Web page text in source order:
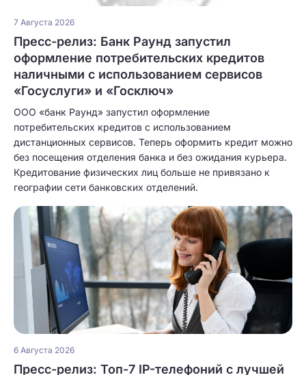
7 Августа 2026
Пресс-релиз: Банк Раунд запустил
оформление потребительских кредитов
наличными с использованием сервисов
«Госуслуги» и «Госключ»
ООО «банк Раунд» запустил оформление
потребительских кредитов с использованием
дистанционных сервисов. Теперь оформить кредит можно
без посещения отделения банка и без ожидания курьера.
Кредитование физических лиц больше не привязано к
географии сети банковских отделений.
6 Августа 2026
Пресс-релиз: Топ-7 IP-телефоний с лучшей